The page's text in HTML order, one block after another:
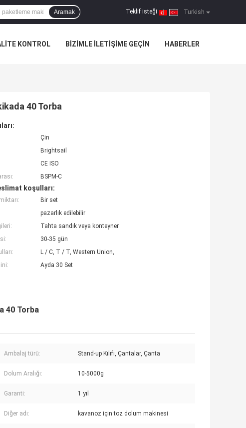
Turkish
Teklif isteği |
Aramak
KONTROL BIZIMLE ILETIŞIME GEÇIN HABERLER
40 Torba
Çin
Brightsail
CE ISO
BSPM-C
koşulları:
Bir set
pazarlık edilebilir
Tahta sandık veya konteyner
30-35 gün
L / C, T / T, Western Union,
Ayda 30 Set
40 Torba
Ambalaj türü: Stand-up Kılıfı, Çantalar, Çanta
Dolum Aralığı: 10-5000g
Garanti: 1 yıl
Diğer adı: kavanoz için toz dolum makinesi